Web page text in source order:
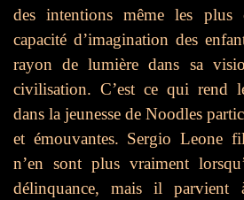
des intentions même les plus
capacité d’imagination des
rayon de lumière dans sa
civilisation. C’est ce qui rend
dans la jeunesse de Noodles
et émouvantes. Sergio Leone
n’en sont plus vraiment
délinquance, mais il parvient